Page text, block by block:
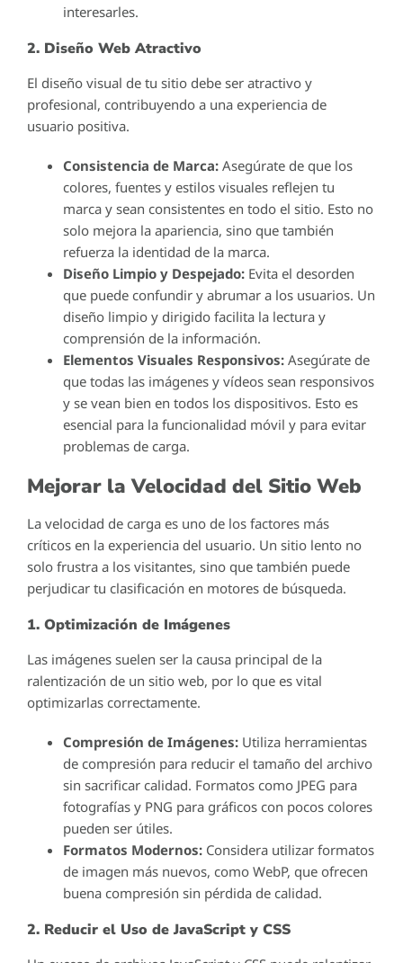
interesarles.
2. Diseño Web Atractivo
El diseño visual de tu sitio debe ser atractivo y
profesional, contribuyendo a una experiencia de
usuario positiva.
Consistencia de Marca: Asegúrate de que los
colores, fuentes y estilos visuales reflejen tu
marca y sean consistentes en todo el sitio. Esto no
solo mejora la apariencia, sino que también
refuerza la identidad de la marca.
Diseño Limpio y Despejado: Evita el desorden
que puede confundir y abrumar a los usuarios. Un
diseño limpio y dirigido facilita la lectura y
comprensión de la información.
Elementos Visuales Responsivos: Asegúrate de
que todas las imágenes y vídeos sean responsivos
y se vean bien en todos los dispositivos. Esto es
esencial para la funcionalidad móvil y para evitar
problemas de carga.
Mejorar la Velocidad del Sitio Web
La velocidad de carga es uno de los factores más
críticos en la experiencia del usuario. Un sitio lento no
solo frustra a los visitantes, sino que también puede
perjudicar tu clasificación en motores de búsqueda.
1. Optimización de Imágenes
Las imágenes suelen ser la causa principal de la
ralentización de un sitio web, por lo que es vital
optimizarlas correctamente.
Compresión de Imágenes: Utiliza herramientas
de compresión para reducir el tamaño del archivo
sin sacrificar calidad. Formatos como JPEG para
fotografías y PNG para gráficos con pocos colores
pueden ser útiles.
Formatos Modernos: Considera utilizar formatos
de imagen más nuevos, como WebP, que ofrecen
buena compresión sin pérdida de calidad.
2. Reducir el Uso de JavaScript y CSS